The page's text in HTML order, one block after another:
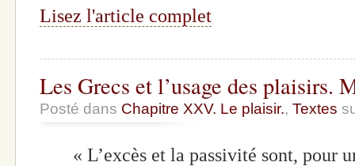
Lisez l'article complet
Les Grecs et l’usage des plaisirs.
Posté dans Chapitre XXV. Le plaisir., Textes
« L’excès et la passivité sont, pour